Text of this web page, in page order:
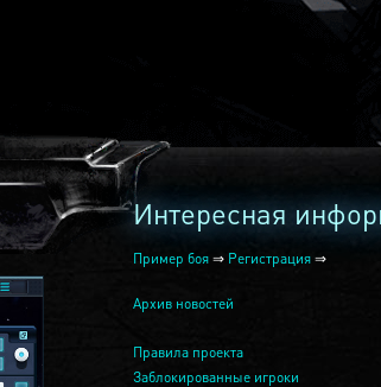
Интересная
Пример боя ⇒ Регистрация ⇒
Архив новостей
Правила проекта
Заблокированные игроки